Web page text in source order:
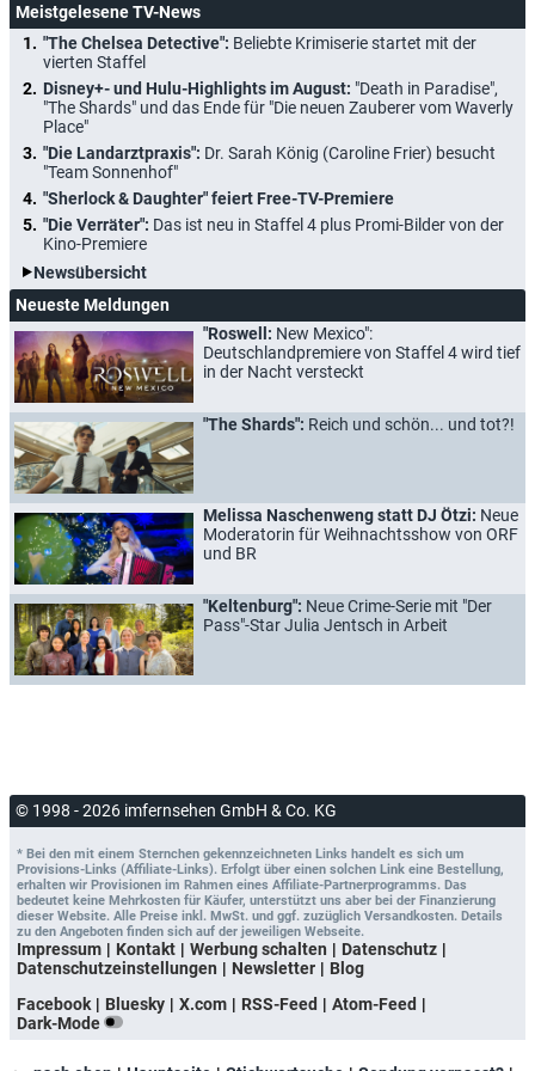
Meistgelesene TV-News
"The Chelsea Detective": Beliebte Krimiserie startet mit der
vierten Staffel
Disney+- und Hulu-Highlights im August: "Death in Paradise",
"The Shards" und das Ende für "Die neuen Zauberer vom Waverly
Place"
"Die Landarztpraxis": Dr. Sarah König (Caroline Frier) besucht
"Team Sonnenhof"
"Sherlock & Daughter" feiert Free-TV-Premiere
"Die Verräter": Das ist neu in Staffel 4 plus Promi-Bilder von der
Kino-Premiere
Newsübersicht
Neueste Meldungen
"Roswell: New Mexico":
Deutschlandpremiere von Staffel 4 wird tief
in der Nacht versteckt
"The Shards": Reich und schön... und tot?!
Melissa Naschenweng statt DJ Ötzi: Neue
Moderatorin für Weihnachtsshow von ORF
und BR
"Keltenburg": Neue Crime-Serie mit "Der
Pass"-Star Julia Jentsch in Arbeit
© 1998 - 2026 imfernsehen GmbH & Co. KG
* Bei den mit einem Sternchen gekennzeichneten Links handelt es sich um
Provisions-Links (Affiliate-Links). Erfolgt über einen solchen Link eine Bestellung,
erhalten wir Provisionen im Rahmen eines Affiliate-Partnerprogramms. Das
bedeutet keine Mehrkosten für Käufer, unterstützt uns aber bei der Finanzierung
dieser Website. Alle Preise inkl. MwSt. und ggf. zuzüglich Versandkosten. Details
zu den Angeboten finden sich auf der jeweiligen Webseite.
Impressum Kontakt Werbung schalten
Datenschutz
Datenschutzeinstellungen
Newsletter
Blog
Facebook
Bluesky X.com RSS-Feed
Atom-Feed
Dark-Mode